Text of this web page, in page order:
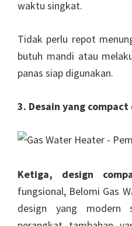
waktu singkat.
Tidak perlu repot
butuh mandi atau
panas siap digunakan.
3. Desain yang
Ketiga, design
fungsional, Belomi Gas
design yang modern